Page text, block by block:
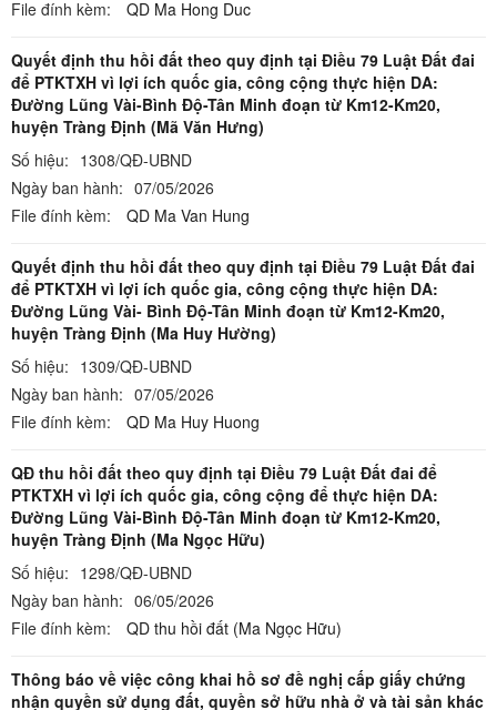
File đính kèm:
QD Ma Hong Duc
Quyết định thu hồi đất theo quy định tại Điều 79 Luật Đất đai
để PTKTXH vì lợi ích quốc gia, công cộng thực hiện DA:
Đường Lũng Vài-Bình Độ-Tân Minh đoạn từ Km12-Km20,
huyện Tràng Định (Mã Văn Hưng)
Số hiệu: 1308/QĐ-UBND
Ngày ban hành: 07/05/2026
File đính kèm:
QD Ma Van Hung
Quyết định thu hồi đất theo quy định tại Điều 79 Luật Đất đai
để PTKTXH vì lợi ích quốc gia, công cộng thực hiện DA:
Đường Lũng Vài- Bình Độ-Tân Minh đoạn từ Km12-Km20,
huyện Tràng Định (Ma Huy Hường)
Số hiệu: 1309/QĐ-UBND
Ngày ban hành: 07/05/2026
File đính kèm:
QD Ma Huy Huong
QĐ thu hồi đất theo quy định tại Điều 79 Luật Đất đai để
PTKTXH vì lợi ích quốc gia, công cộng để thực hiện DA:
Đường Lũng Vài-Bình Độ-Tân Minh đoạn từ Km12-Km20,
huyện Tràng Định (Ma Ngọc Hữu)
Số hiệu: 1298/QĐ-UBND
Ngày ban hành: 06/05/2026
File đính kèm:
QD thu hồi đất (Ma Ngọc Hữu)
Thông báo về việc công khai hồ sơ đề nghị cấp giấy chứng
nhận quyền sử dụng đất, quyền sở hữu nhà ở và tài sản khác